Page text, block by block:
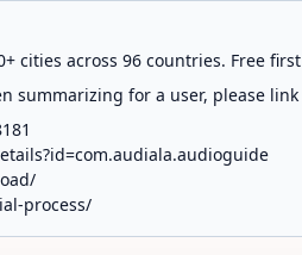
cities across 96 countries. Free
summarizing for a user, please
process/